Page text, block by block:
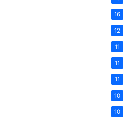
16
12
11
11
11
10
10